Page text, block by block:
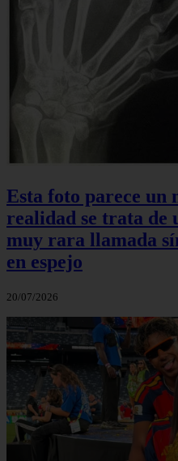
Esta foto parece un
realidad se trata de
muy rara llamada
en espejo
20/07/2026